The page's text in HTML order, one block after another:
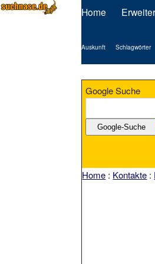
Home
Auskunft Schlagwörter
Google Suche
Home : Kontakte :